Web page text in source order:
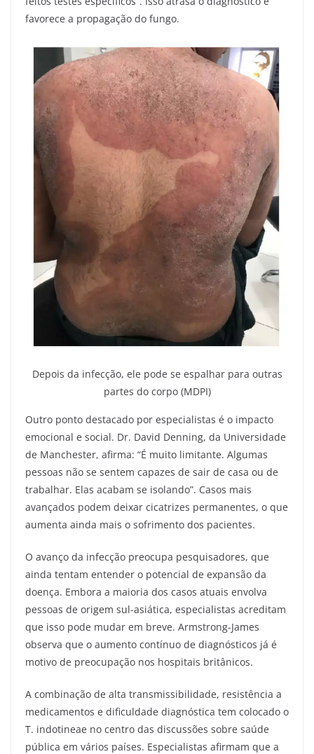
favorece a propagação do fungo.
Depois da infecção, ele pode se espalhar para outras
partes do corpo (MDPI)
Outro ponto destacado por especialistas é o impacto
emocional e social. Dr. David Denning, da Universidade
de Manchester, afirma: “É muito limitante. Algumas
pessoas não se sentem capazes de sair de casa ou de
trabalhar. Elas acabam se isolando”. Casos mais
avançados podem deixar cicatrizes permanentes, o que
aumenta ainda mais o sofrimento dos pacientes.
O avanço da infecção preocupa pesquisadores, que
ainda tentam entender o potencial de expansão da
doença. Embora a maioria dos casos atuais envolva
pessoas de origem sul-asiática, especialistas acreditam
que isso pode mudar em breve. Armstrong-James
observa que o aumento contínuo de diagnósticos já é
motivo de preocupação nos hospitais britânicos.
A combinação de alta transmissibilidade, resistência a
medicamentos e dificuldade diagnóstica tem colocado o
T. indotineae no centro das discussões sobre saúde
pública em vários países. Especialistas afirmam que a